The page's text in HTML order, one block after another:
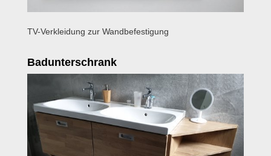
TV-Verkleidung zur Wandbefestigung
Badunterschrank